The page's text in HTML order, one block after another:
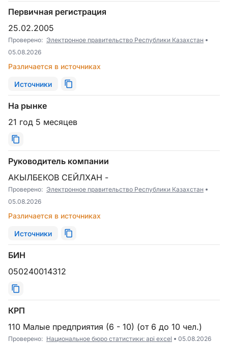
Первичная регистрация
25.02.2005
Проверено: Электронное правительство Республики Казахстан
05.08.2026
Различается в источниках
Источники
На рынке
21 год 5 месяцев
Руководитель компании
АКЫЛБЕКОВ СЕЙЛХАН -
Проверено: Электронное правительство Республики Казахстан
05.08.2026
Различается в источниках
Источники
БИН
050240014312
КРП
110 Малые предприятия (6 - 10) (от 6 до 10 чел.)
Проверено: Национальное бюро статистики: api excel 05.08.2026